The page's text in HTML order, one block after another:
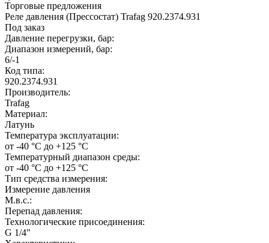
Торговые предложения
Реле давления (Прессостат) Trafag 920.2374.931
Под заказ
Давление перегрузки, бар:
Диапазон измерений, бар:
6/-1
Код типа:
920.2374.931
Производитель:
Trafag
Материал:
Латунь
Температура эксплуатации:
от -40 °C до +125 °C
Температурный диапазон среды:
от -40 °C до +125 °C
Тип средства измерения:
Измерение давления
М.в.с.:
Перепад давления:
Технологические присоединения:
G 1/4"